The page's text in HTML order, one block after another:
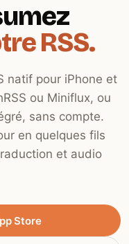
RSS.
natif pour iPhone et
ou Miniflux, ou
sans compte.
en quelques fils
et audio
Store